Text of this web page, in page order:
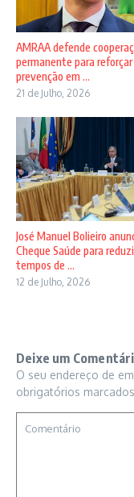
AMRAA defende
permanente para reforçar
prevenção em ...
21 de Julho, 2026
José Manuel Bolieiro
Cheque Saúde para
tempos de ...
12 de Julho, 2026
Deixe um
O seu endereço de
obrigatórios